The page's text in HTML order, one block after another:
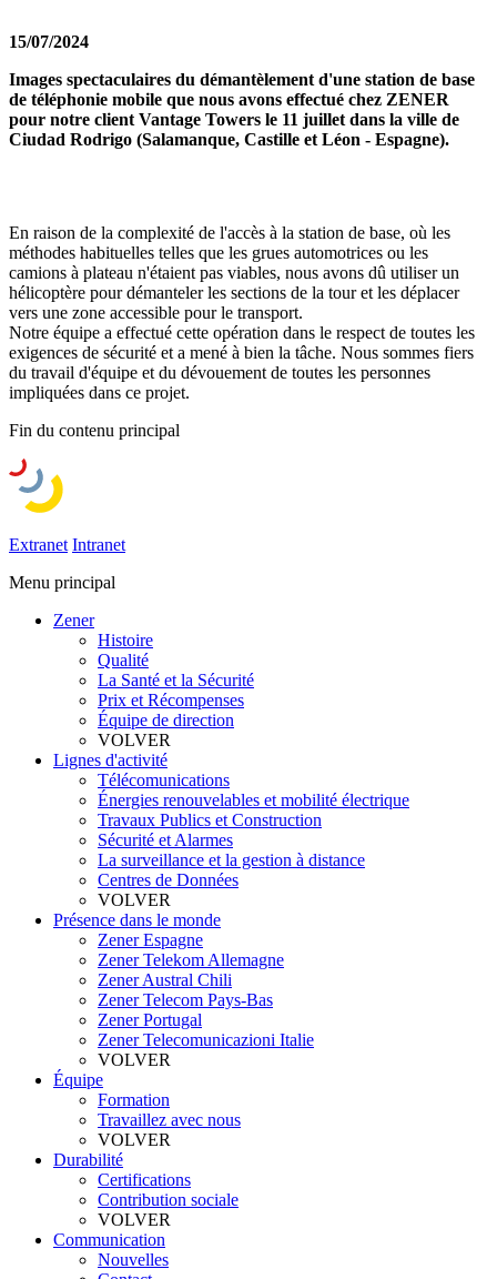
15/07/2024
Images spectaculaires du démantèlement d'une station de base
de téléphonie mobile que nous avons effectué chez ZENER
pour notre client Vantage Towers le 11 juillet dans la ville de
Ciudad Rodrigo (Salamanque, Castille et Léon - Espagne).
En raison de la complexité de l'accès à la station de base, où les
méthodes habituelles telles que les grues automotrices ou les
camions à plateau n'étaient pas viables, nous avons dû utiliser un
hélicoptère pour démanteler les sections de la tour et les déplacer
vers une zone accessible pour le transport.
Notre équipe a effectué cette opération dans le respect de toutes les
exigences de sécurité et a mené à bien la tâche. Nous sommes fiers
du travail d'équipe et du dévouement de toutes les personnes
impliquées dans ce projet.
Fin du contenu principal
Extranet Intranet
Menu principal
Zener
Histoire
Qualité
La Santé et la Sécurité
Prix et Récompenses
Équipe de direction
VOLVER
Lignes d'activité
Télécomunications
Énergies renouvelables et mobilité électrique
Travaux Publics et Construction
Sécurité et Alarmes
La surveillance et la gestion à distance
Centres de Données
VOLVER
Présence dans le monde
Zener Espagne
Zener Telekom Allemagne
Zener Austral Chili
Zener Telecom Pays-Bas
Zener Portugal
Zener Telecomunicazioni Italie
VOLVER
Équipe
Formation
Travaillez avec nous
VOLVER
Durabilité
Certifications
Contribution sociale
VOLVER
Communication
Nouvelles